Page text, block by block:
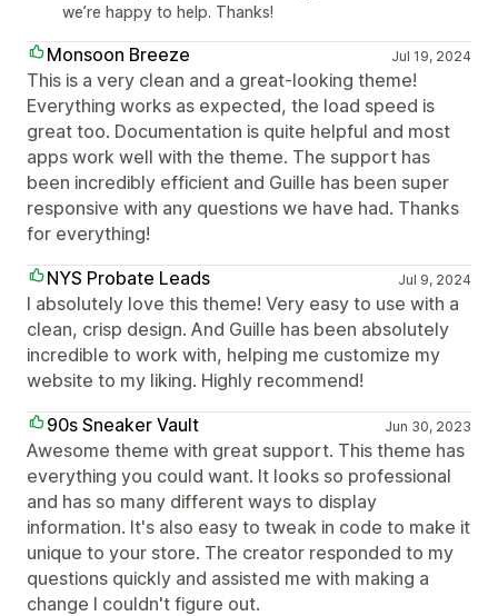
we’re happy to help. Thanks!
Monsoon Breeze Jul 19, 2024
This is a very clean and a great-looking theme!
Everything works as expected, the load speed is
great too. Documentation is quite helpful and most
apps work well with the theme. The support has
been incredibly efficient and Guille has been super
responsive with any questions we have had. Thanks
for everything!
NYS Probate Leads
Jul 9, 2024
I absolutely love this theme! Very easy to use with a
clean, crisp design. And Guille has been absolutely
incredible to work with, helping me customize my
website to my liking. Highly recommend!
90s Sneaker Vault
Jun 30, 2023
Awesome theme with great support. This theme has
everything you could want. It looks so professional
and has so many different ways to display
information. It's also easy to tweak in code to make it
unique to your store. The creator responded to my
questions quickly and assisted me with making a
change I couldn't figure out.